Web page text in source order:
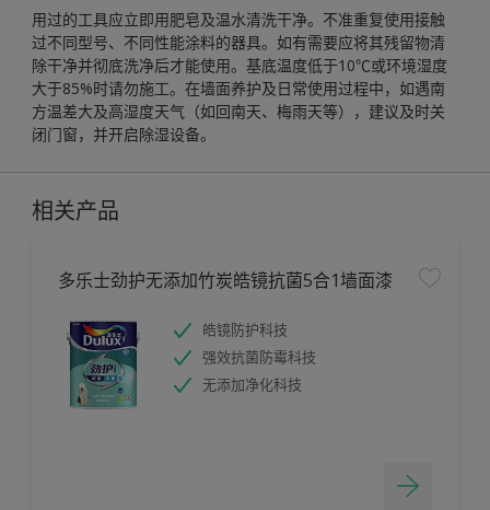
用过的工具应立即用肥皂及温水清洗干净。不准重复使用接触
过不同型号、不同性能涂料的器具。如有需要应将其残留物清
除干净并彻底洗净后才能使用。基底温度低于10℃或环境湿度
大于85%时请勿施工。在墙面养护及日常使用过程中，如遇南
方温差大及高湿度天气（如回南天、梅雨天等），建议及时关
闭门窗，并开启除湿设备。
相关产品
多乐士劲护无添加竹炭皓镜抗菌5合1墙面漆
皓镜防护科技
强效抗菌防霉科技
无添加净化科技